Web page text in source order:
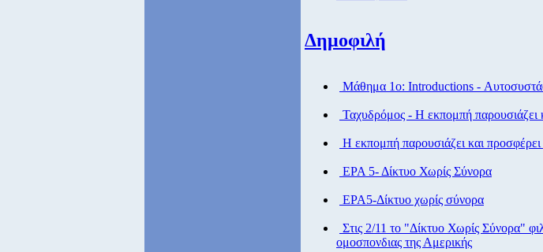
Δημοφιλή
Μάθημα 1ο: Introductions -
Ταχυδρόμος - Η εκπομπή παρουσιάζει
Η εκπομπή παρουσιάζει και προσφέρει
ΕΡΑ 5- Δίκτυο Χωρίς Σύνορα
ΕΡΑ5-Δίκτυο χωρίς σύνορα
Στις 2/11 το "Δίκτυο Χωρίς Σύνορα"
ομοσπονδιας της Αμερικής